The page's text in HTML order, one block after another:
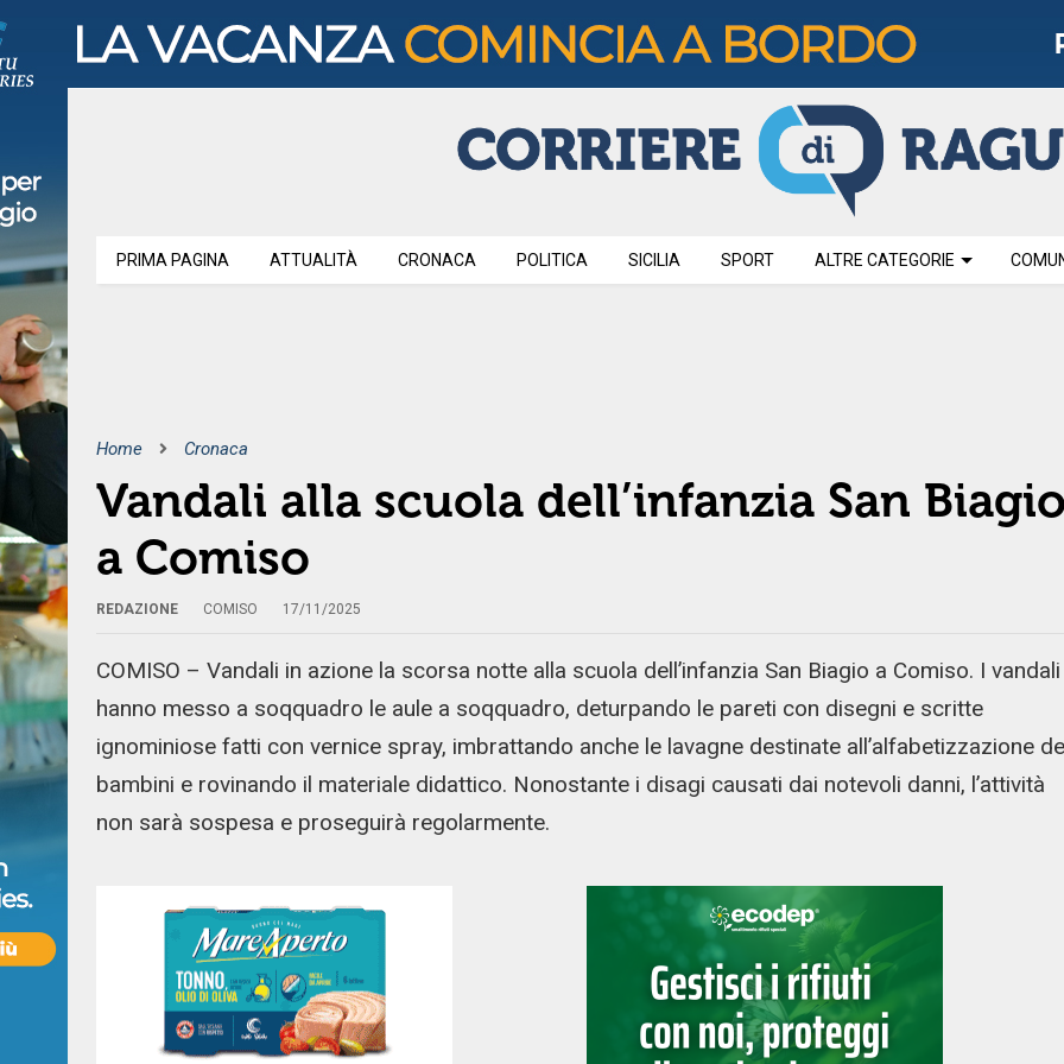
PRIMA PAGINA ATTUALITÀ CRONACA POLITICA SICILIA SPORT ALTRE CATEGORIE
Home Cronaca
Vandali alla scuola dell’infanzia San
a Comiso
REDAZIONE COMISO 17/11/2025
COMISO – Vandali in azione la scorsa notte alla scuola dell’infanzia San Biagio a Comiso. I vandali
hanno messo a soqquadro le aule a soqquadro, deturpando le pareti con disegni e scritte
ignominiose fatti con vernice spray, imbrattando anche le lavagne destinate all’alfabetizzazione
bambini e rovinando il materiale didattico. Nonostante i disagi causati dai notevoli danni, l’attività
non sarà sospesa e proseguirà regolarmente.